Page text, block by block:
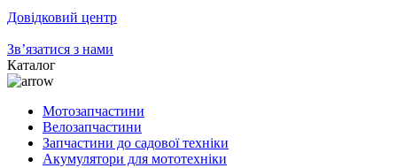
Довідковий центр
Зв’язатися з нами
Каталог
Мотозапчастини
Велозапчастини
Запчастини до садової техніки
Акумулятори для мототехніки